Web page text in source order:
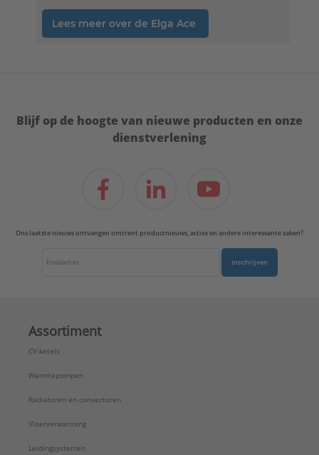
Lees meer over de Elga Ace
Blijf op de hoogte van nieuwe producten en onze
dienstverlening
Ons laatste nieuws ontvangen omtrent productnieuws, acties en andere interessante zaken?
Inschrijven
Assortiment
CV-ketels
Warmtepompen
Radiatoren en convectoren
Vloerverwarming
Leidingsystemen